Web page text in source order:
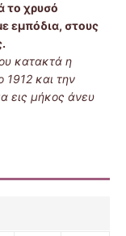
το χρυσό
εμπόδια, στους
κατακτά η
και την
εις μήκος άνευ